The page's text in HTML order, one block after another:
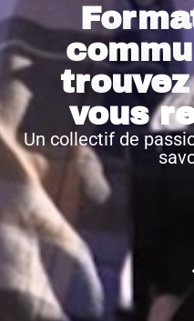
vous
Un collectif de